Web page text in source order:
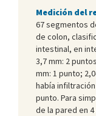
Medición del
67 segmentos
de colon,
intestinal, en
3,7 mm: 2
mm: 1 punto;
había
punto. Para
de la pared en